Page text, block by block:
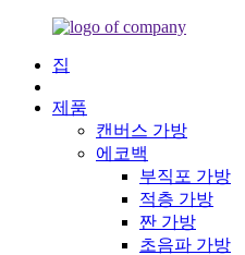
집
제품
캔버스 가방
에코백
부직포 가방
적층 가방
짠 가방
초음파 가방